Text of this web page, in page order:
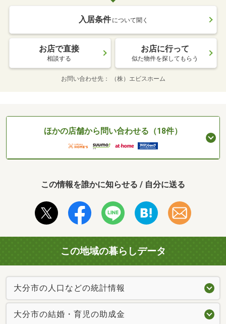
入居条件 について聞く
お店で直接
相談する
お店に行って
似た物件を探してもらう
お問い合わせ先 （株）エビスホーム
ほかの店舗から問い合わせる（18件）
この情報を誰かに知らせる / 自分に送る
この地域の暮らしデータ
大分市の人口などの統計情報
大分市の結婚・育児の助成金